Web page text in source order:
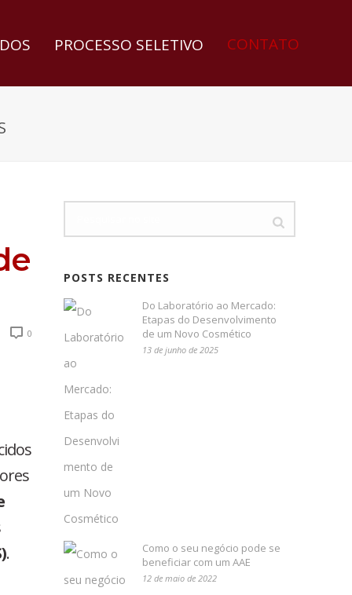
PROCESSO SELETIVO CONTATO
0
.
POSTS RECENTES
Do Laboratório ao Mercado:
Etapas do Desenvolvimento
de um Novo Cosmético
13 de junho de 2025
Como o seu negócio pode se
beneficiar com um AAE
12 de maio de 2022